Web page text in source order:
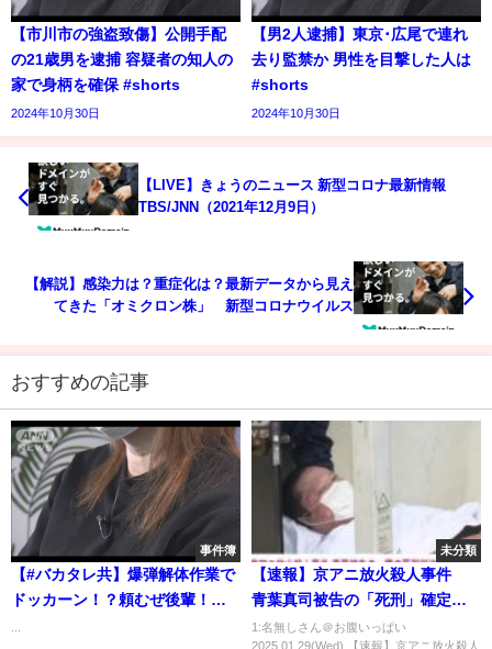
【市川市の強盗致傷】公開手配
の21歳男を逮捕 容疑者の知人の
家で身柄を確保 #shorts
2024年10月30日
【男2人逮捕】東京･広尾で連れ
去り監禁か 男性を目撃した人は
#shorts
2024年10月30日
【LIVE】きょうのニュース 新型コロナ最新情報
TBS/JNN（2021年12月9日）
【解説】感染力は？重症化は？最新データから見え
てきた「オミクロン株」 新型コロナウイルス
おすすめの記事
事件簿
【#バカタレ共】爆弾解体作業で
ドッカーン！？頼むぜ後輩！！
未分類
【速報】京アニ放火殺人事件
青葉真司被告の「死刑」確定へ
(2025年1月28日)
1:名無しさん＠お腹いっぱい
2025.01.29(Wed) 【速報】京アニ放火殺人